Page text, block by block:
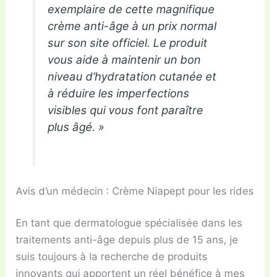
exemplaire de cette magnifique
crème anti-âge à un prix normal
sur son site officiel. Le produit
vous aide à maintenir un bon
niveau d’hydratation cutanée et
à réduire les imperfections
visibles qui vous font paraître
plus âgé. »
Avis d’un médecin : Crème Niapept pour les rides
En tant que dermatologue spécialisée dans les
traitements anti-âge depuis plus de 15 ans, je
suis toujours à la recherche de produits
innovants qui apportent un réel bénéfice à mes